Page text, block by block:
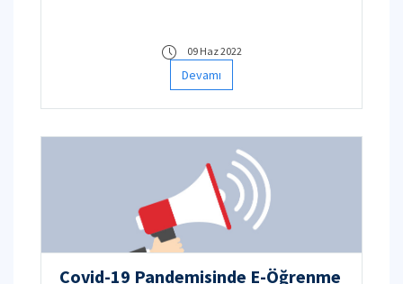
Marina da 5. Tuzla İstihdam ve Kariyer Fuarı
gerçekleştirilecektir.
09 Haz 2022
Devamı
Covid-19 Pandemisinde E-Öğrenme